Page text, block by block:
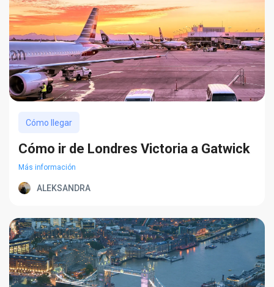
Cómo llegar
Cómo ir de Londres Victoria a Gatwick
Más información
ALEKSANDRA